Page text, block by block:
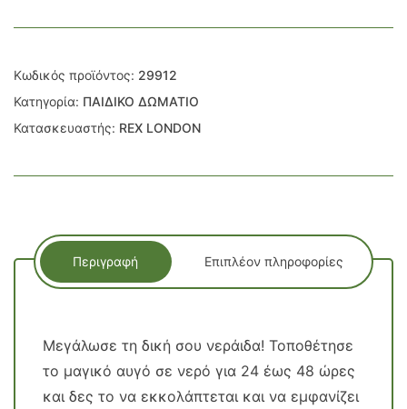
Κωδικός προϊόντος: 29912
Κατηγορία: ΠΑΙΔΙΚΟ ΔΩΜΑΤΙΟ
Κατασκευαστής: REX LONDON
Περιγραφή Επιπλέον πληροφορίες
Μεγάλωσε τη δική σου νεράιδα! Τοποθέτησε
το μαγικό αυγό σε νερό για 24 έως 48 ώρες
και δες το να εκκολάπτεται και να εμφανίζει